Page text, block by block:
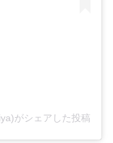
がシェアした投稿